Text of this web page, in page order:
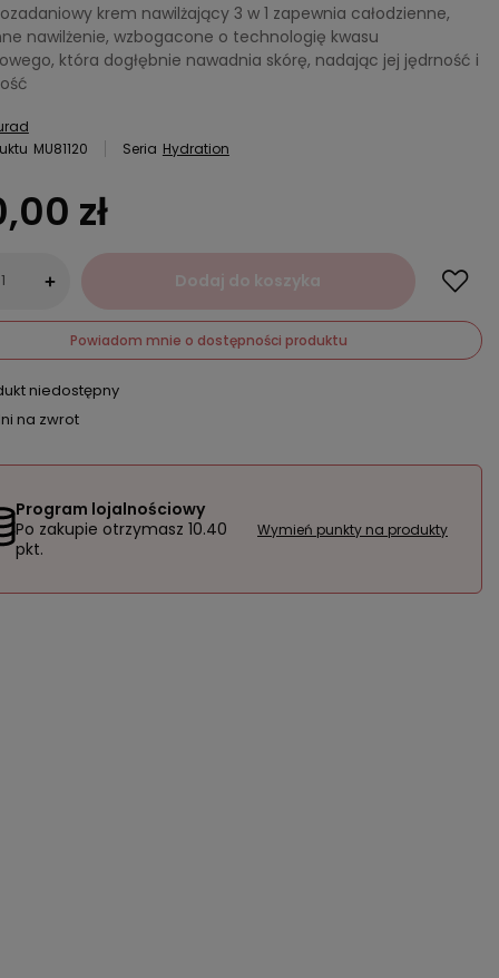
krem nawilżający 3 w 1 zapewnia całodzienne,
nawilżenie, wzbogacone o technologię kwasu
która dogłębnie nawadnia skórę, nadając jej jędrność i
MU81120 Seria Hydration
zł
+ Dodaj do koszyka
Powiadom mnie o dostępności produktu
niedostępny
na zwrot
Program lojalnościowy
Po zakupie otrzymasz 10.40
pkt.
Wymień punkty na produkty